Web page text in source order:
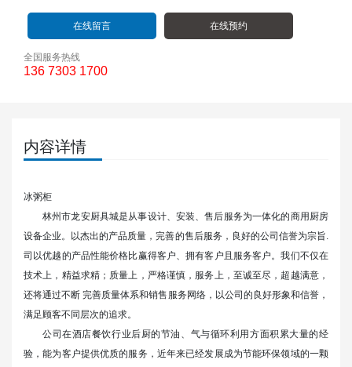
在线留言 在线预约
全国服务热线
136 7303 1700
内容详情
冰粥柜
林州市龙安厨具城是从事设计、安装、售后服务为一体化的商用厨房
设备企业。以杰出的产品质量，完善的售后服务，良好的公司信誉为宗旨.
司以优越的产品性能价格比赢得客户、拥有客户且服务客户。我们不仅在
技术上，精益求精；质量上，严格谨慎，服务上，至诚至尽，超越满意，
还将通过不断 完善质量体系和销售服务网络，以公司的良好形象和信誉，
满足顾客不同层次的追求。
公司在酒店餐饮行业后厨的节油、气与循环利用方面积累大量的经
验，能为客户提供优质的服务，近年来已经发展成为节能环保领域的一颗